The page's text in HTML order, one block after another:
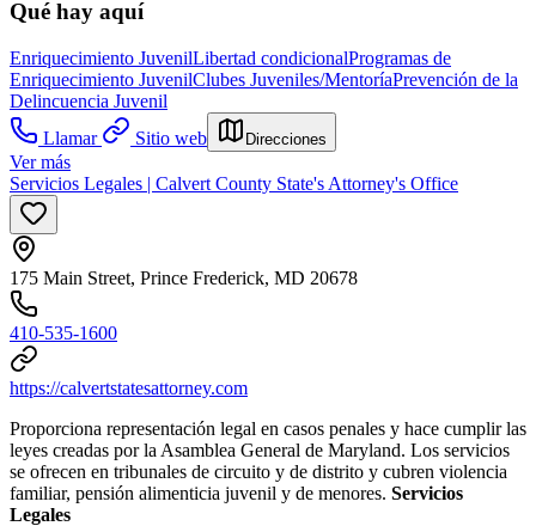
Qué hay aquí
Enriquecimiento JuvenilLibertad condicionalProgramas de
Enriquecimiento JuvenilClubes Juveniles/MentoríaPrevención de la
Delincuencia Juvenil
Llamar
Sitio web Direcciones
Ver más
Servicios Legales | Calvert County State's Attorney's Office
175 Main Street, Prince Frederick, MD 20678
410-535-1600
https://calvertstatesattorney.com
Proporciona representación legal en casos penales y hace cumplir las
leyes creadas por la Asamblea General de Maryland. Los servicios
se ofrecen en tribunales de circuito y de distrito y cubren violencia
familiar, pensión alimenticia juvenil y de menores. Servicios
Legales